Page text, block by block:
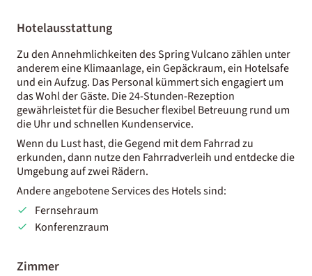
Hotelausstattung
Zu den Annehmlichkeiten des Spring Vulcano zählen unter
anderem eine Klimaanlage, ein Gepäckraum, ein Hotelsafe
und ein Aufzug. Das Personal kümmert sich engagiert um
das Wohl der Gäste. Die 24-Stunden-Rezeption
gewährleistet für die Besucher flexibel Betreuung rund um
die Uhr und schnellen Kundenservice.
Wenn du Lust hast, die Gegend mit dem Fahrrad zu
erkunden, dann nutze den Fahrradverleih und entdecke die
Umgebung auf zwei Rädern.
Andere angebotene Services des Hotels sind:
Fernsehraum
Konferenzraum
Zimmer